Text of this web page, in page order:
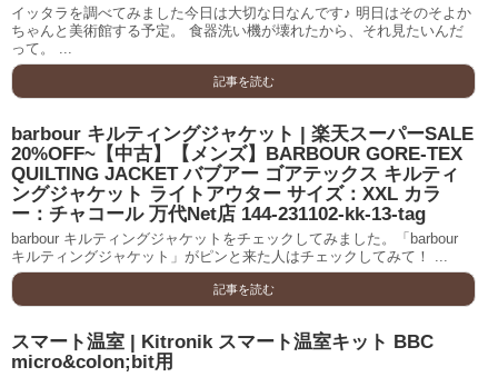
イッタラを調べてみました今日は大切な日なんです♪ 明日はそのそよか
ちゃんと美術館する予定。 食器洗い機が壊れたから、それ見たいんだ
って。 ...
記事を読む
barbour キルティングジャケット | 楽天スーパーSALE
20%OFF~【中古】【メンズ】BARBOUR GORE-TEX
QUILTING JACKET バブアー ゴアテックス キルティ
ングジャケット ライトアウター サイズ：XXL カラ
ー：チャコール 万代Net店 144-231102-kk-13-tag
barbour キルティングジャケットをチェックしてみました。「barbour
キルティングジャケット」がピンと来た人はチェックしてみて！ ...
記事を読む
スマート温室 | Kitronik スマート温室キット BBC
micro&colon;bit用